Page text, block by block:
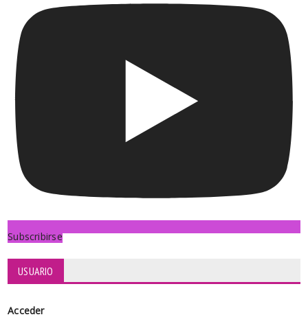
Subscribirse
USUARIO
Acceder